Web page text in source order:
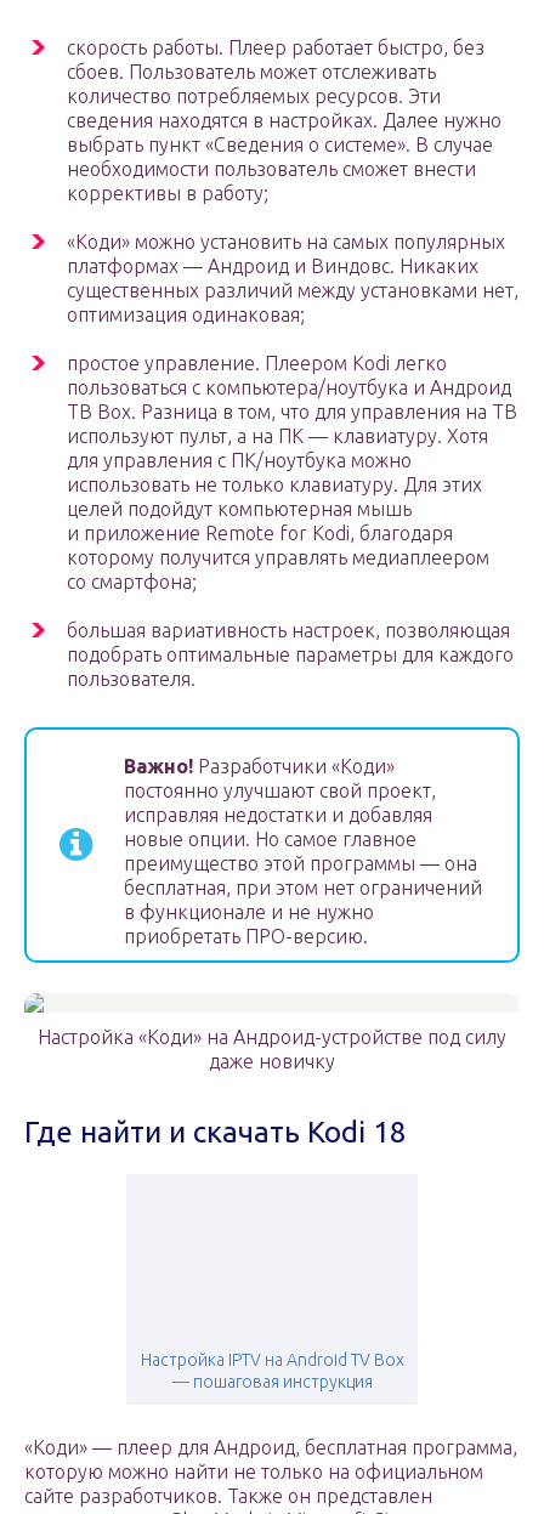
скорость работы. Плеер работает быстро, без
сбоев. Пользователь может отслеживать
количество потребляемых ресурсов. Эти
сведения находятся в настройках. Далее нужно
выбрать пункт «Сведения о системе». В случае
необходимости пользователь сможет внести
коррективы в работу;
«Коди» можно установить на самых популярных
платформах — Андроид и Виндовс. Никаких
существенных различий между установками нет,
оптимизация одинаковая;
простое управление. Плеером Kodi легко
пользоваться с компьютера/ноутбука и Андроид
ТВ Box. Разница в том, что для управления на ТВ
используют пульт, а на ПК — клавиатуру. Хотя
для управления с ПК/ноутбука можно
использовать не только клавиатуру. Для этих
целей подойдут компьютерная мышь
и приложение Remote for Kodi, благодаря
которому получится управлять медиаплеером
со смартфона;
большая вариативность настроек, позволяющая
подобрать оптимальные параметры для каждого
пользователя.
Важно! Разработчики «Коди»
постоянно улучшают свой проект,
исправляя недостатки и добавляя
новые опции. Но самое главное
преимущество этой программы — она
бесплатная, при этом нет ограничений
в функционале и не нужно
приобретать ПРО-версию.
Настройка «Коди» на Андроид-устройстве под силу
даже новичку
Где найти и скачать Kodi 18
Настройка IPTV на Android TV Box
— пошаговая инструкция
«Коди» — плеер для Андроид, бесплатная программа,
которую можно найти не только на официальном
сайте разработчиков. Также он представлен